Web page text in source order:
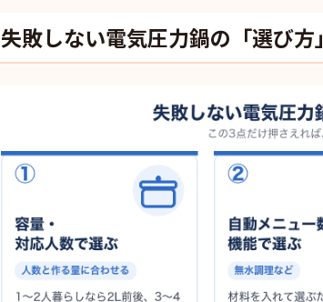
失敗しない電気圧力鍋の「選び方